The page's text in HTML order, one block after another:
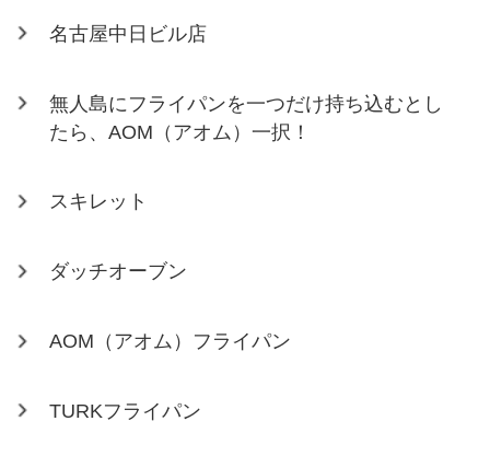
名古屋中日ビル店
無人島にフライパンを一つだけ持ち込むとし
たら、AOM（アオム）一択！
スキレット
ダッチオーブン
AOM（アオム）フライパン
TURKフライパン